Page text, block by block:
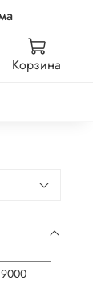
Корзина